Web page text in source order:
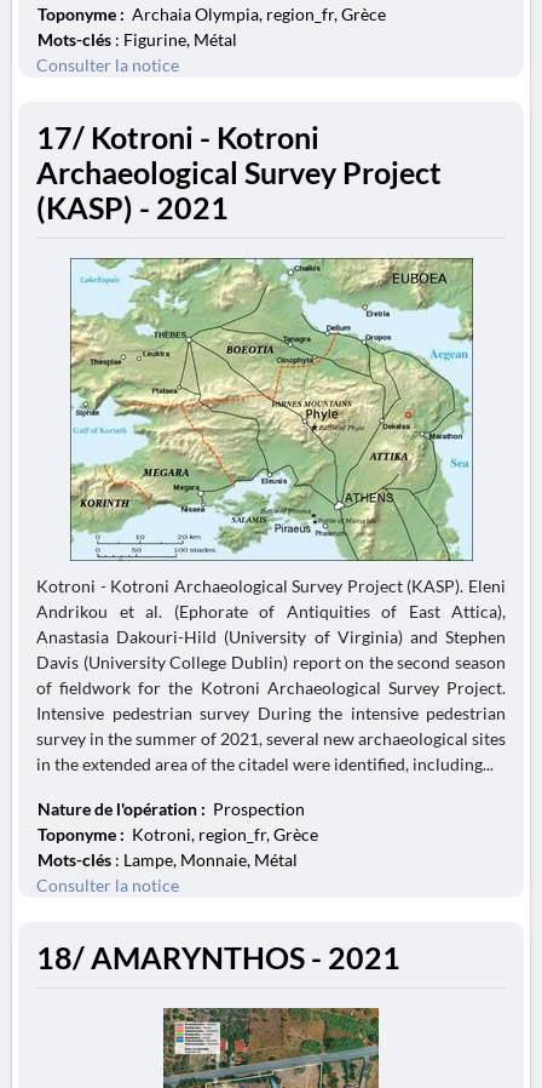
Toponyme : Archaia Olympia, region_fr, Grèce
Mots-clés : Figurine, Métal
Consulter la notice
17/ Kotroni - Kotroni
Archaeological Survey Project
(KASP) - 2021
Kotroni - Kotroni Archaeological Survey Project (KASP). Eleni
Andrikou et al. (Ephorate of Antiquities of East Attica),
Anastasia Dakouri-Hild (University of Virginia) and Stephen
Davis (University College Dublin) report on the second season
of fieldwork for the Kotroni Archaeological Survey Project.
Intensive pedestrian survey During the intensive pedestrian
survey in the summer of 2021, several new archaeological sites
in the extended area of the citadel were identified, including...
Nature de l'opération : Prospection
Toponyme : Kotroni, region_fr, Grèce
Mots-clés : Lampe, Monnaie, Métal
Consulter la notice
18/ AMARYNTHOS - 2021